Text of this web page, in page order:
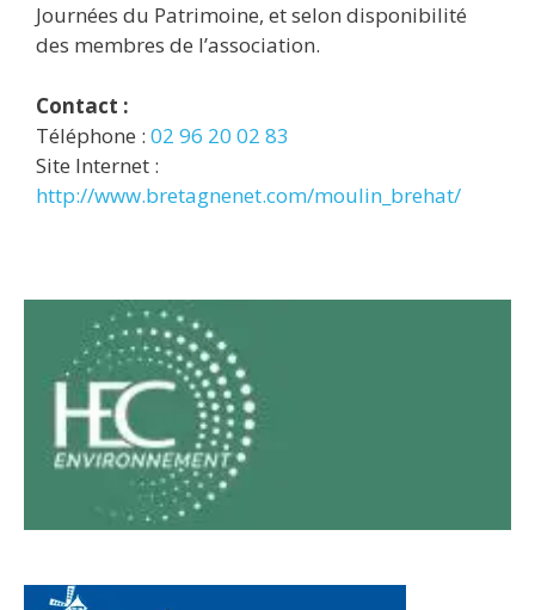
Journées du Patrimoine, et selon disponibilité
des membres de l’association.
Contact :
Téléphone : 02 96 20 02 83
Site Internet :
http://www.bretagnenet.com/moulin_brehat/